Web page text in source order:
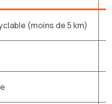
(moins de 5 km)